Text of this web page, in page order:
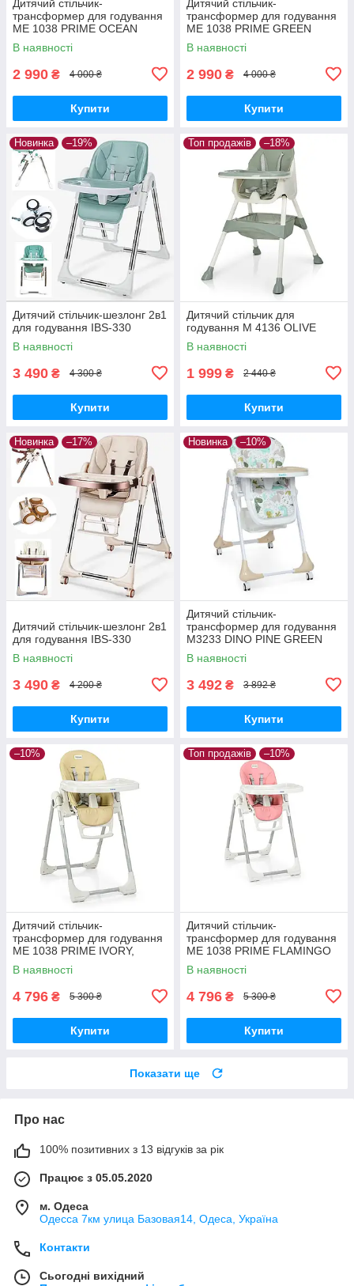
Дитячий стільчик-
трансформер для годування
ME 1038 PRIME OCEAN
лазурний
В наявності
2 990 ₴ 4 000 ₴
Купити
Дитячий стільчик-
трансформер для годування
ME 1038 PRIME GREEN
APPLE. зелений
В наявності
2 990 ₴ 4 000 ₴
Купити
Новинка –19%
Дитячий стільчик-шезлонг 2в1
для годування IBS-330
В наявності
3 490 ₴ 4 300 ₴
Купити
Топ продажів –18%
Дитячий стільчик для
годування M 4136 OLIVE
В наявності
1 999 ₴ 2 440 ₴
Купити
Новинка –17%
Дитячий стільчик-шезлонг 2в1
для годування IBS-330
В наявності
3 490 ₴ 4 200 ₴
Купити
Новинка –10%
Дитячий стільчик-
трансформер для годування
М3233 DINO PINE GREEN
В наявності
3 492 ₴ 3 892 ₴
Купити
–10%
Дитячий стільчик-
трансформер для годування
ME 1038 PRIME IVORY,
бежевий
В наявності
4 796 ₴ 5 300 ₴
Купити
Топ продажів –10%
Дитячий стільчик-
трансформер для годування
ME 1038 PRIME FLAMINGO
В наявності
4 796 ₴ 5 300 ₴
Купити
Показати ще
Про нас
100% позитивних з 13 відгуків за рік
Працює з 05.05.2020
м. Одеса
Одесса 7км улица Базовая14, Одеса, Україна
Контакти
Сьогодні вихідний